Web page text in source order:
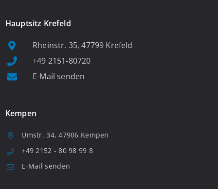
Hauptsitz Krefeld
Rheinstr. 35, 47799 Krefeld
+49 2151-80720
E-Mail senden
Kempen
Umstr. 34, 47906 Kempen
+49 2152 - 80 98 99 8
E-Mail senden